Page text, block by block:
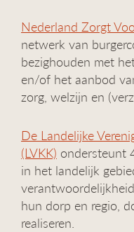
Nederland Zorgt
netwerk van
bezighouden met
en/of het aanbod
zorg, welzijn en
De Landelijke
(LVKK) ondersteunt
in het landelijk
hun dorp en regio,
realiseren.